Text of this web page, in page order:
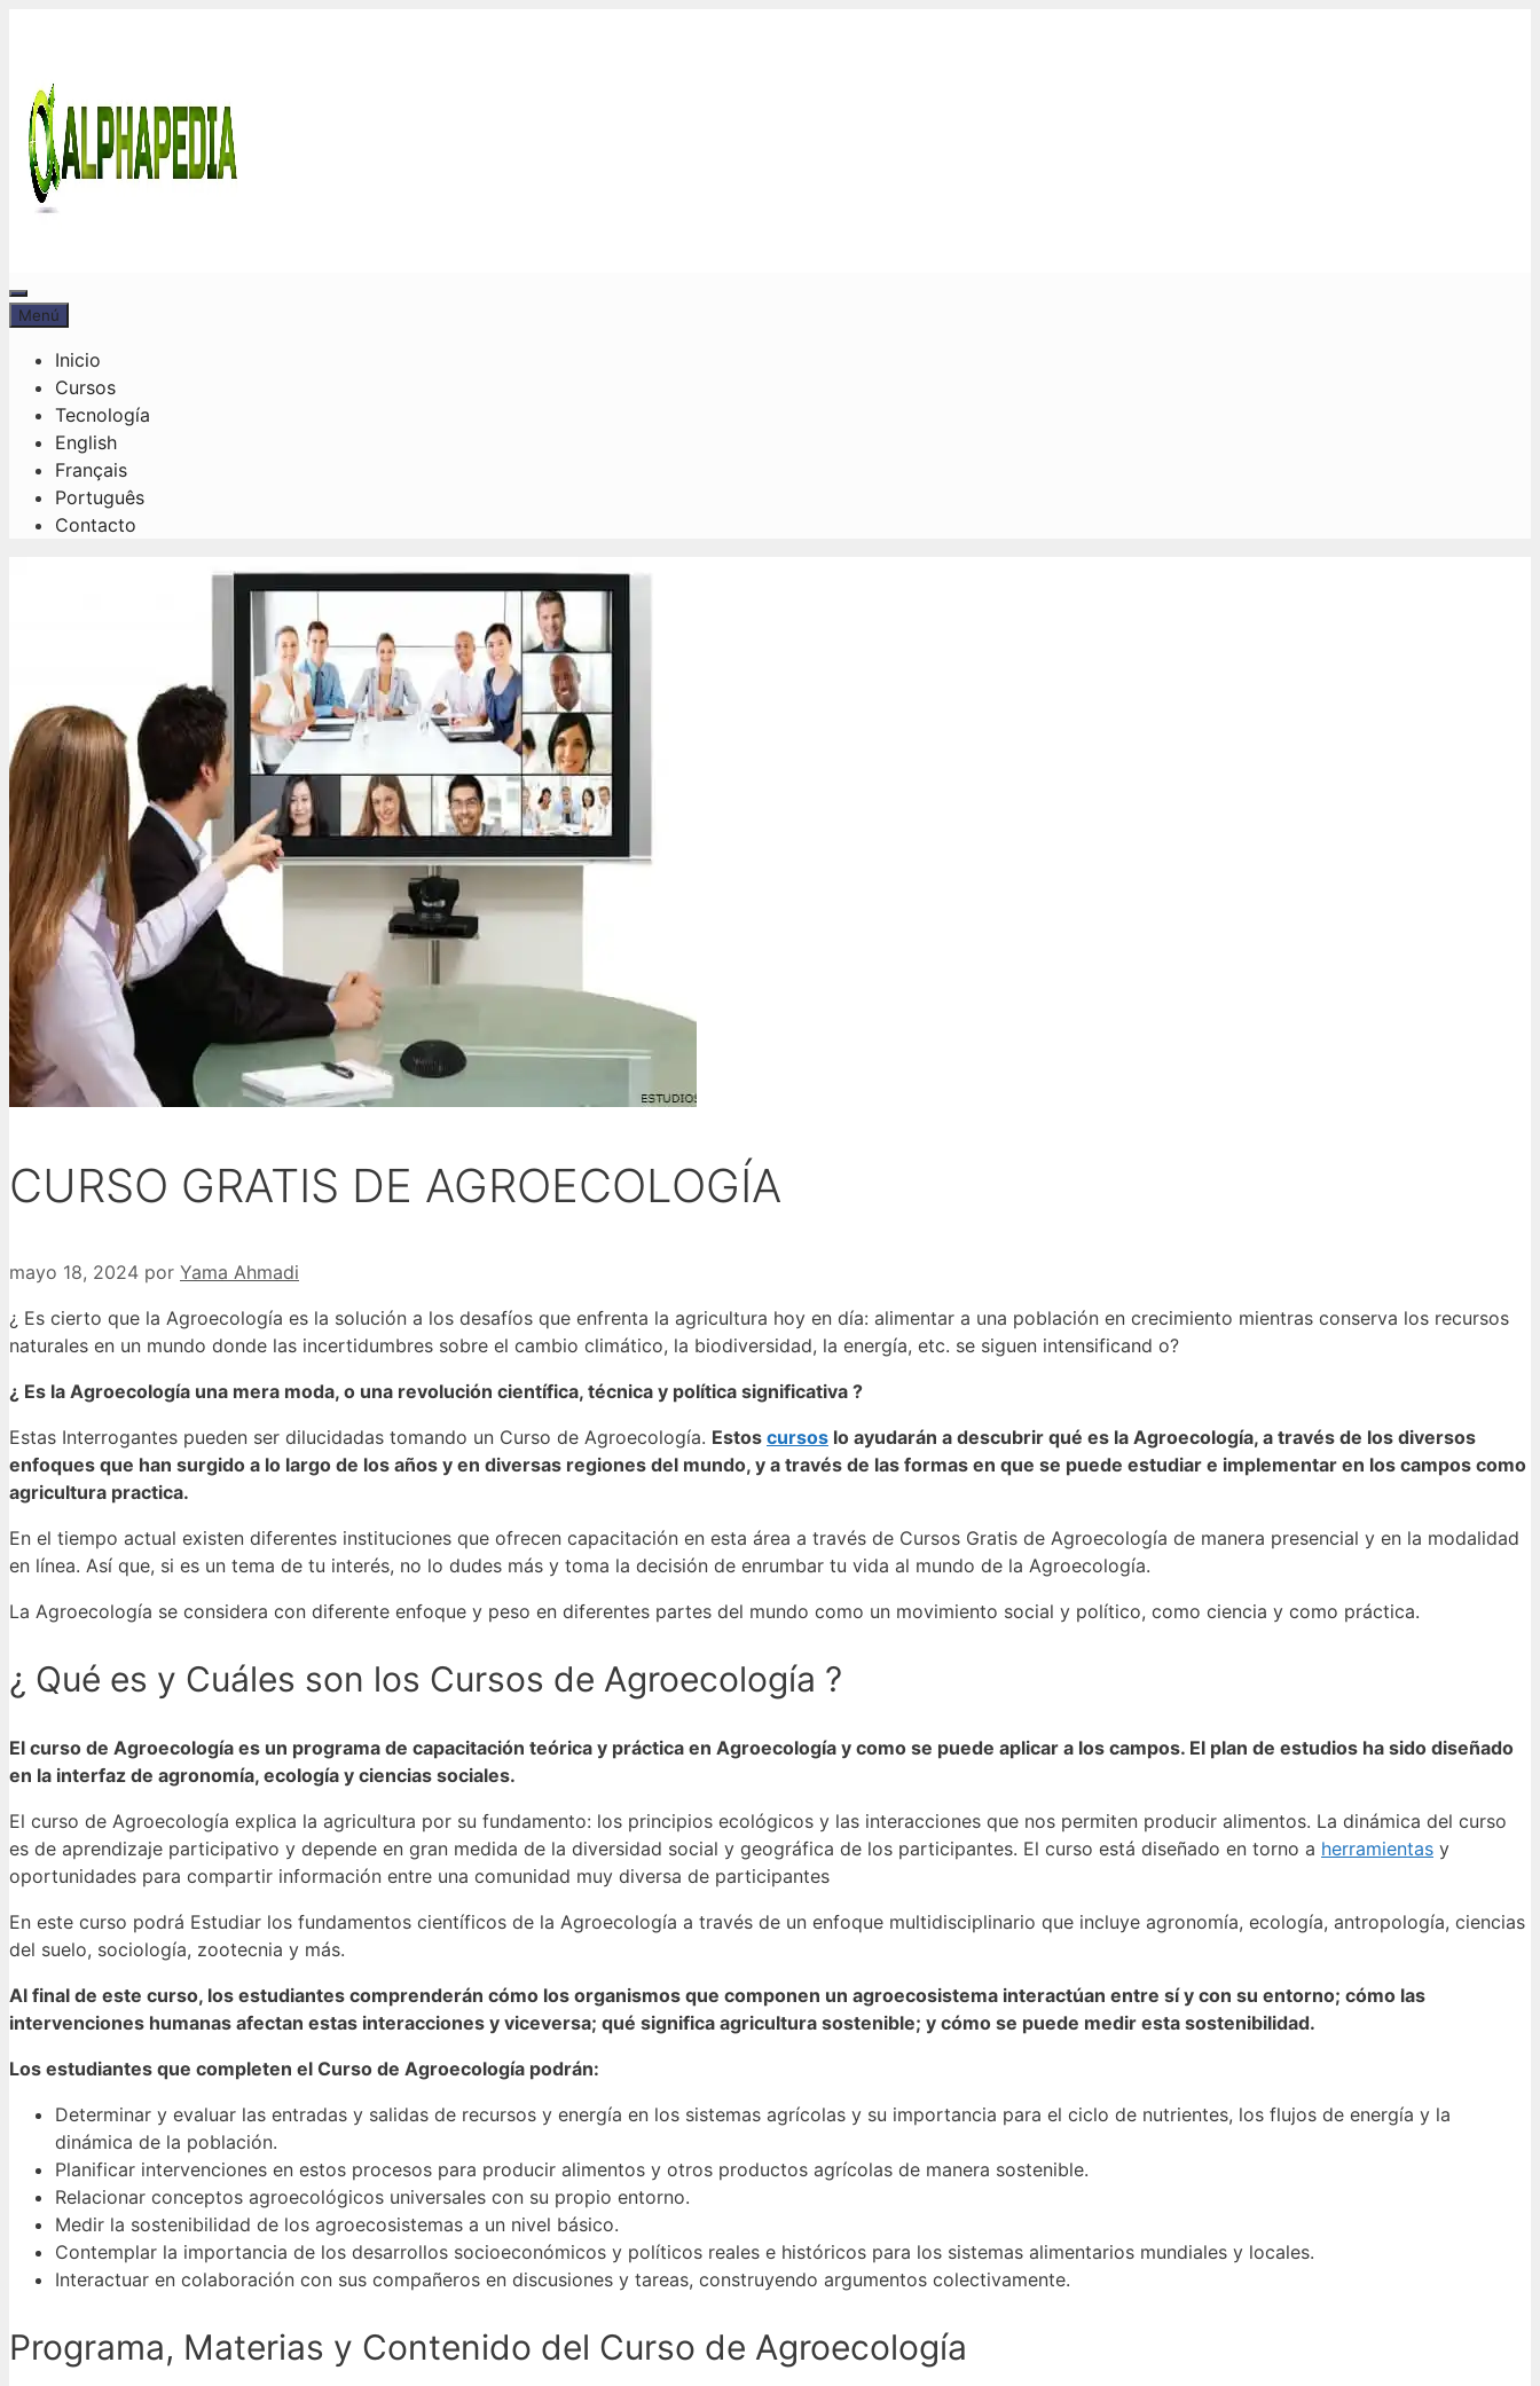
Menú
Menú
Inicio
Cursos
Tecnología
English
Français
Português
Contacto
CURSO GRATIS DE AGROECOLOGÍA
mayo 18, 2024 por Yama Ahmadi
¿ Es cierto que la Agroecología es la solución a los desafíos que enfrenta la agricultura hoy en día: alimentar a una población en crecimiento mientras conserva los recursos
naturales en un mundo donde las incertidumbres sobre el cambio climático, la biodiversidad, la energía, etc. se siguen intensificand o?
¿ Es la Agroecología una mera moda, o una revolución científica, técnica y política significativa ?
Estas Interrogantes pueden ser dilucidadas tomando un Curso de Agroecología. Estos cursos lo ayudarán a descubrir qué es la Agroecología, a través de los diversos
enfoques que han surgido a lo largo de los años y en diversas regiones del mundo, y a través de las formas en que se puede estudiar e implementar en los campos como
agricultura practica.
En el tiempo actual existen diferentes instituciones que ofrecen capacitación en esta área a través de Cursos Gratis de Agroecología de manera presencial y en la modalidad
en línea. Así que, si es un tema de tu interés, no lo dudes más y toma la decisión de enrumbar tu vida al mundo de la Agroecología.
La Agroecología se considera con diferente enfoque y peso en diferentes partes del mundo como un movimiento social y político, como ciencia y como práctica.
¿ Qué es y Cuáles son los Cursos de Agroecología ?
El curso de Agroecología es un programa de capacitación teórica y práctica en Agroecología y como se puede aplicar a los campos. El plan de estudios ha sido diseñado
en la interfaz de agronomía, ecología y ciencias sociales.
El curso de Agroecología explica la agricultura por su fundamento: los principios ecológicos y las interacciones que nos permiten producir alimentos. La dinámica del curso
es de aprendizaje participativo y depende en gran medida de la diversidad social y geográfica de los participantes. El curso está diseñado en torno a herramientas y
oportunidades para compartir información entre una comunidad muy diversa de participantes
En este curso podrá Estudiar los fundamentos científicos de la Agroecología a través de un enfoque multidisciplinario que incluye agronomía, ecología, antropología, ciencias
del suelo, sociología, zootecnia y más.
Al final de este curso, los estudiantes comprenderán cómo los organismos que componen un agroecosistema interactúan entre sí y con su entorno; cómo las
intervenciones humanas afectan estas interacciones y viceversa; qué significa agricultura sostenible; y cómo se puede medir esta sostenibilidad.
Los estudiantes que completen el Curso de Agroecología podrán:
Determinar y evaluar las entradas y salidas de recursos y energía en los sistemas agrícolas y su importancia para el ciclo de nutrientes, los flujos de energía y la
dinámica de la población.
Planificar intervenciones en estos procesos para producir alimentos y otros productos agrícolas de manera sostenible.
Relacionar conceptos agroecológicos universales con su propio entorno.
Medir la sostenibilidad de los agroecosistemas a un nivel básico.
Contemplar la importancia de los desarrollos socioeconómicos y políticos reales e históricos para los sistemas alimentarios mundiales y locales.
Interactuar en colaboración con sus compañeros en discusiones y tareas, construyendo argumentos colectivamente.
Programa, Materias y Contenido del Curso de Agroecología